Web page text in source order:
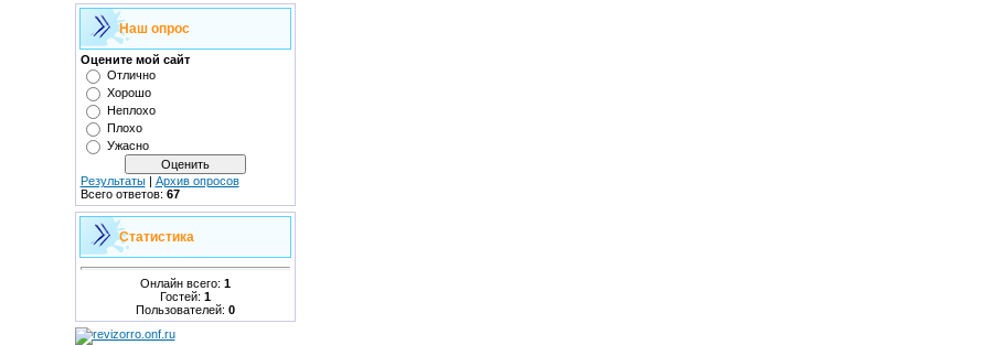
Наш опрос
Оцените мой сайт
Отлично
Хорошо
Неплохо
Плохо
Ужасно
Результаты| Архив опросов
Всего ответов: 67
Статистика
Онлайн всего: 1
Гостей: 1
Пользователей: 0